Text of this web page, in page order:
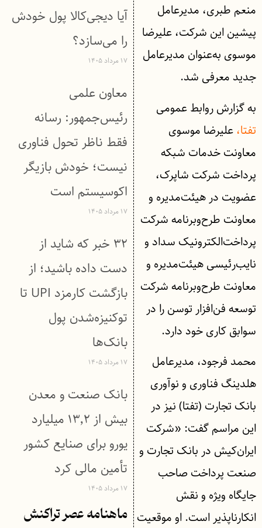
منعم طبری، مدیرعامل
پیشین این شرکت، علیرضا
موسوی به‌عنوان مدیرعامل
جدید معرفی شد.
به گزارش روابط عمومی
تفتا،علیرضا موسوی
معاونت خدمات شبکه
پرداخت شرکت شاپرک،
عضویت در هیئت‌مدیره و
معاونت طرح‌وبرنامه شرکت
پرداخت‌الکترونیک سداد و
نایب‌رئیسی هیئت‌مدیره و
معاونت طرح‌وبرنامه شرکت
توسعه فن‌افزار توسن را در
سوابق کاری خود دارد.
محمد فرجود، مدیرعامل
هلدینگ فناوری و نوآوری
بانک تجارت (تفتا) نیز در
این مراسم گفت: «شرکت
ایران‌کیش در بانک تجارت و
صنعت پرداخت صاحب
جایگاه ویژه و نقش
انکارناپذیر است. او موقعیت
آیا دیجی‌کالا پول خودش
را می‌سازد؟
۱۷ مرداد ۱۴۰۵
معاون علمی
رئیس‌جمهور: رسانه
فقط ناظر تحول فناوری
نیست؛ خودش بازیگر
اکوسیستم است
۱۷ مرداد ۱۴۰۵
۳۲ خبر که شاید از
دست داده باشید؛ از
بازگشت کارمزد UPI تا
توکنیزه‌شدن پول
بانک‌ها
۱۷ مرداد ۱۴۰۵
بانک صنعت و معدن
بیش از ۱۳٬۲ میلیارد
یورو برای صنایع کشور
تأمین مالی کرد
۱۷ مرداد ۱۴۰۵
ماهنامه عصر تراکنش